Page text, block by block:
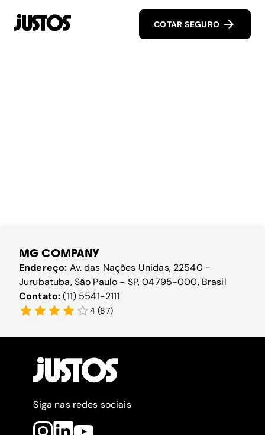
COTAR SEGURO
MG COMPANY
Endereço: Av. das Nações Unidas, 22540 -
Jurubatuba, São Paulo - SP, 04795-000, Brasil
Contato:(11) 5541-2111
4 (87)
Siga nas redes sociais